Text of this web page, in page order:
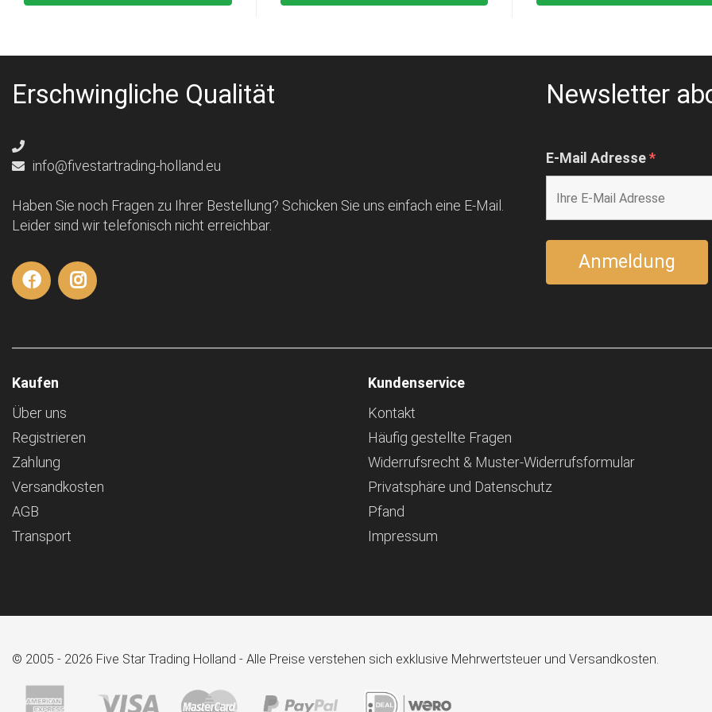
Erschwingliche Qualität
info@fivestartrading-holland.eu
Haben Sie noch Fragen zu Ihrer Bestellung? Schicken Sie uns einfach eine E-Mail.
Leider sind wir telefonisch nicht erreichbar.
Newsletter
E-Mail Adresse*
Kaufen
Über uns
Registrieren
Zahlung
Versandkosten
AGB
Transport
Kundenservice
Kontakt
Häufig gestellte Fragen
Widerrufsrecht & Muster-Widerrufsformular
Privatsphäre und Datenschutz
Pfand
Impressum
© 2005 - 2026 Five Star Trading Holland - Alle Preise verstehen sich exklusive Mehrwertsteuer und Versandkosten.